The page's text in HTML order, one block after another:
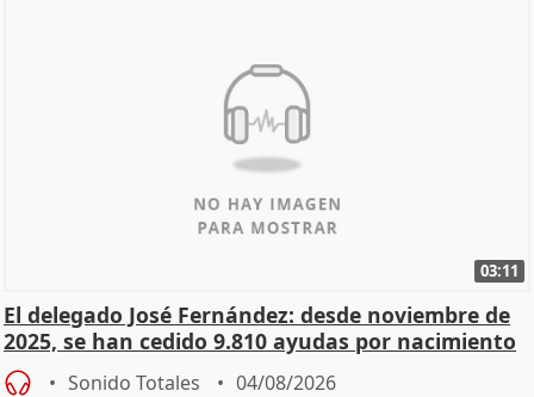
03:11
El delegado José Fernández: desde noviembre de
2025, se han cedido 9.810 ayudas por nacimiento
Sonido Totales 04/08/2026